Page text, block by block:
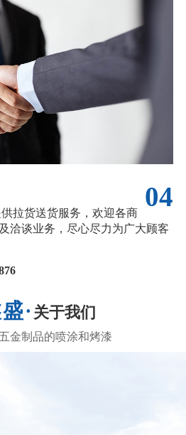
04
拉货送货服务，欢迎各商
洽谈业务，尽心尽力为广大顾客
关于我们